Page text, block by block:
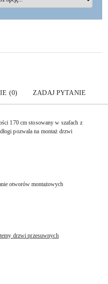
(0) ZADAJ PYTANIE
170 cm stosowany w szafach z
pozwala na montaż drzwi
otworów montażowych
drzwi przesuwnych